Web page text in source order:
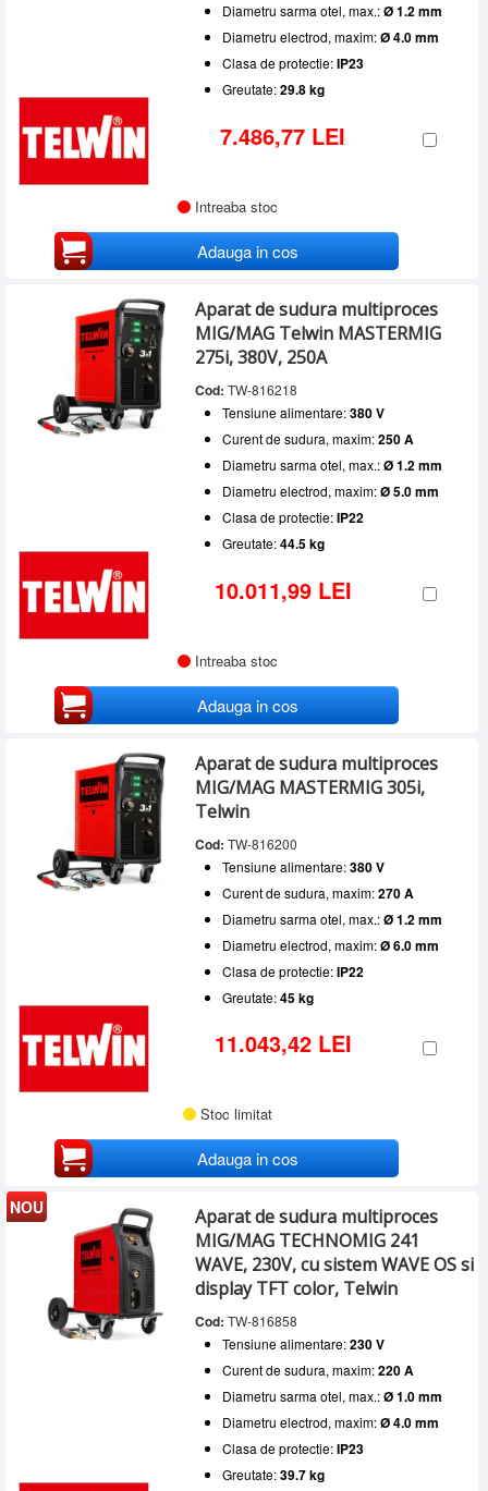
Diametru sarma otel, max.:Ø 1.2 mm
Diametru electrod, maxim:Ø 4.0 mm
Clasa de protectie:IP23
Greutate:29.8 kg
7.486,77 LEI
Intreaba stoc
Adauga in cos
Aparat de sudura multiproces
MIG/MAG Telwin MASTERMIG
275i, 380V, 250A
Cod: TW-816218
Tensiune alimentare:380 V
Curent de sudura, maxim:250 A
Diametru sarma otel, max.:Ø 1.2 mm
Diametru electrod, maxim:Ø 5.0 mm
Clasa de protectie:IP22
Greutate:44.5 kg
10.011,99 LEI
Intreaba stoc
Adauga in cos
Aparat de sudura multiproces
MIG/MAG MASTERMIG 305i,
Telwin
Cod: TW-816200
Tensiune alimentare:380 V
Curent de sudura, maxim:270 A
Diametru sarma otel, max.:Ø 1.2 mm
Diametru electrod, maxim:Ø 6.0 mm
Clasa de protectie:IP22
Greutate:45 kg
11.043,42 LEI
Stoc limitat
Adauga in cos
NOU
Aparat de sudura multiproces
MIG/MAG TECHNOMIG 241
WAVE, 230V, cu sistem WAVE OS si
display TFT color, Telwin
Cod: TW-816858
Tensiune alimentare:230 V
Curent de sudura, maxim:220 A
Diametru sarma otel, max.:Ø 1.0 mm
Diametru electrod, maxim:Ø 4.0 mm
Clasa de protectie:IP23
Greutate:39.7 kg